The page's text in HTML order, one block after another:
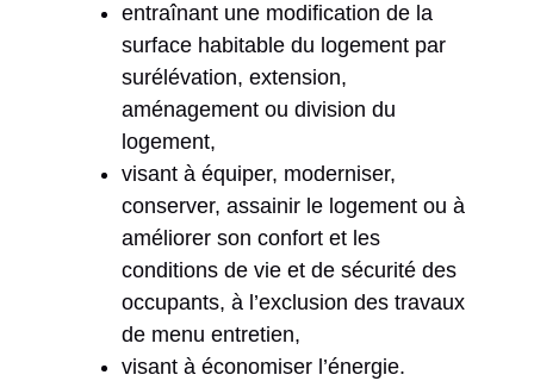
entraînant une modification de la
surface habitable du logement par
surélévation, extension,
aménagement ou division du
logement,
visant à équiper, moderniser,
conserver, assainir le logement ou à
améliorer son confort et les
conditions de vie et de sécurité des
occupants, à l’exclusion des travaux
de menu entretien,
visant à économiser l’énergie.